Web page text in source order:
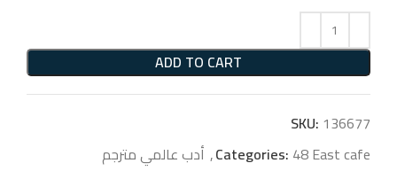
ADD TO CART
SKU: 136677
Categories: 48 East cafe
, أدب عالمي مترجم